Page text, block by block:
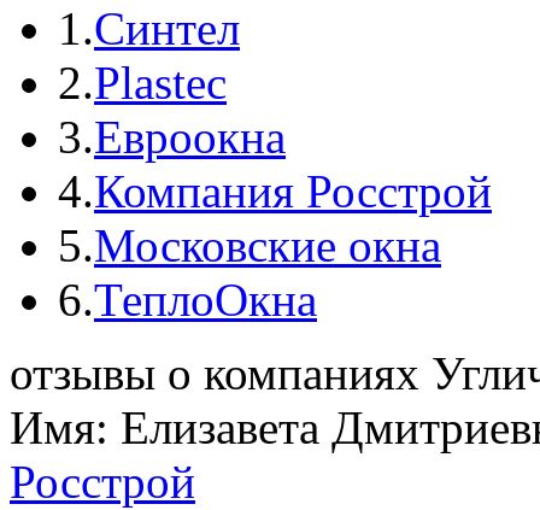
1.Синтел
2.Plastec
3.Евроокна
4.Компания Росстрой
5.Московские окна
6.ТеплоОкна
отзывы о компаниях
Имя: Елизавета
Росстрой